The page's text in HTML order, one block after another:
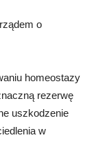
o
homeostazy
rezerwę
uszkodzenie
w